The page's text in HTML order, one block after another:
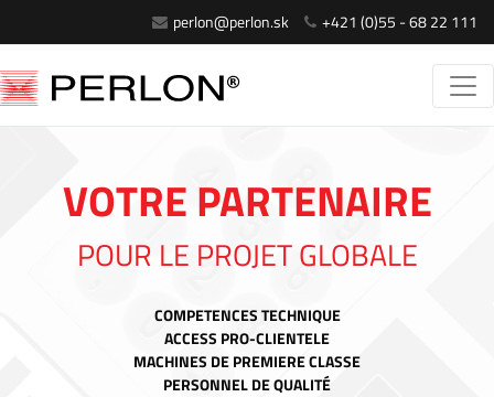
perlon@perlon.sk +421 (0)55 - 68 22 111
VOTRE PARTENAIRE
POUR LE PROJET GLOBALE
COMPETENCES TECHNIQUE
ACCESS PRO-CLIENTELE
MACHINES DE PREMIERE CLASSE
PERSONNEL DE QUALITÉ